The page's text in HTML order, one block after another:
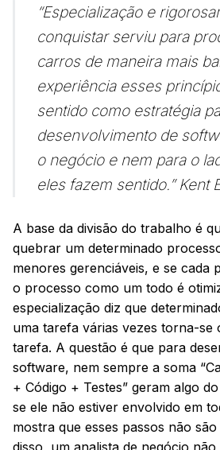
“Especialização e
conquistar serviu para
carros de maneira mais
experiência esses
sentido como estratégia
desenvolvimento de
o negócio e nem para o
eles fazem sentido.” Kent
A base da divisão do trabalho é
quebrar um determinado
menores gerenciáveis, e se cada
o processo como um todo é
especialização diz que
uma tarefa várias vezes torna-se
tarefa. A questão é que para
software, nem sempre a soma
+ Código + Testes” geram algo
se ele não estiver envolvido em
mostra que esses passos não